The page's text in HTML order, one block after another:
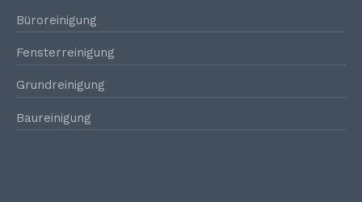
Büroreinigung
Fensterreinigung
Grundreinigung
Baureinigung